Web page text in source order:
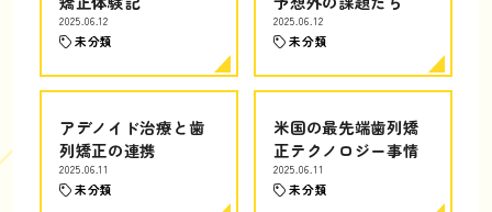
2025.06.12
未分類
2025.06.12
未分類
アデノイド治療と歯
列矯正の連携
2025.06.11
未分類
米国の最先端歯列矯
正テクノロジー事情
2025.06.11
未分類